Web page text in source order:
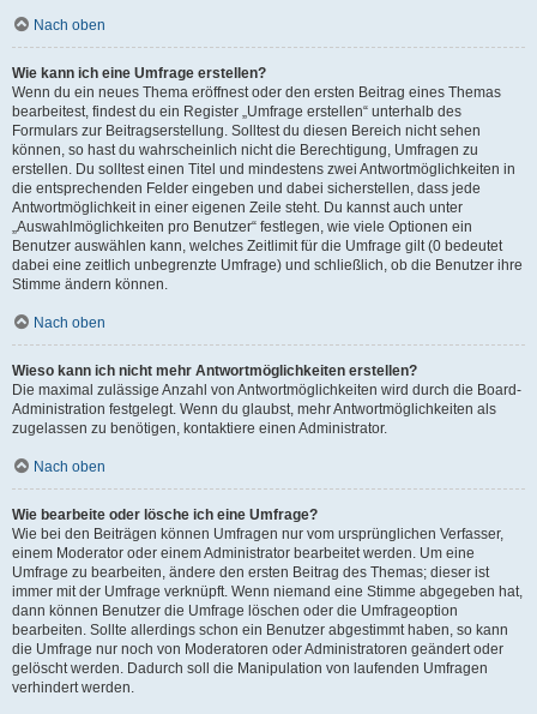
Nach oben
Wie kann ich eine Umfrage erstellen?
Wenn du ein neues Thema eröffnest oder den ersten Beitrag eines Themas
bearbeitest, findest du ein Register „Umfrage erstellen“ unterhalb des
Formulars zur Beitragserstellung. Solltest du diesen Bereich nicht sehen
können, so hast du wahrscheinlich nicht die Berechtigung, Umfragen zu
erstellen. Du solltest einen Titel und mindestens zwei Antwortmöglichkeiten in
die entsprechenden Felder eingeben und dabei sicherstellen, dass jede
Antwortmöglichkeit in einer eigenen Zeile steht. Du kannst auch unter
„Auswahlmöglichkeiten pro Benutzer“ festlegen, wie viele Optionen ein
Benutzer auswählen kann, welches Zeitlimit für die Umfrage gilt (0 bedeutet
dabei eine zeitlich unbegrenzte Umfrage) und schließlich, ob die Benutzer ihre
Stimme ändern können.
Nach oben
Wieso kann ich nicht mehr Antwortmöglichkeiten erstellen?
Die maximal zulässige Anzahl von Antwortmöglichkeiten wird durch die Board-
Administration festgelegt. Wenn du glaubst, mehr Antwortmöglichkeiten als
zugelassen zu benötigen, kontaktiere einen Administrator.
Nach oben
Wie bearbeite oder lösche ich eine Umfrage?
Wie bei den Beiträgen können Umfragen nur vom ursprünglichen Verfasser,
einem Moderator oder einem Administrator bearbeitet werden. Um eine
Umfrage zu bearbeiten, ändere den ersten Beitrag des Themas; dieser ist
immer mit der Umfrage verknüpft. Wenn niemand eine Stimme abgegeben hat,
dann können Benutzer die Umfrage löschen oder die Umfrageoption
bearbeiten. Sollte allerdings schon ein Benutzer abgestimmt haben, so kann
die Umfrage nur noch von Moderatoren oder Administratoren geändert oder
gelöscht werden. Dadurch soll die Manipulation von laufenden Umfragen
verhindert werden.